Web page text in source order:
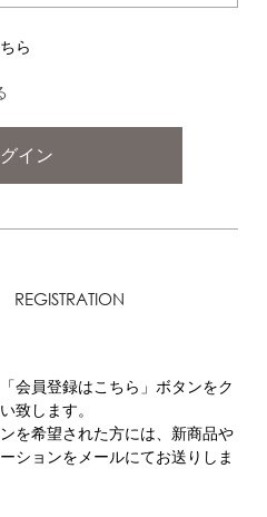
ら
イン
REGISTRATION
会員登録はこちら」ボタンをク
致します。
を希望された方には、新商品や
ションをメールにてお送りしま